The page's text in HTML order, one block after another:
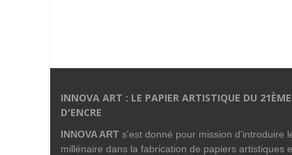
INNOVA ART : LE PAPIER ARTISTIQUE DU
D'ENCRE
INNOVA ART s'est donné pour mission d'introduire
millénaire dans la fabrication de papiers artistiques